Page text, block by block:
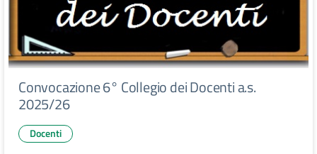
Convocazione 6° Collegio dei Docenti a.s.
2025/26
Docenti